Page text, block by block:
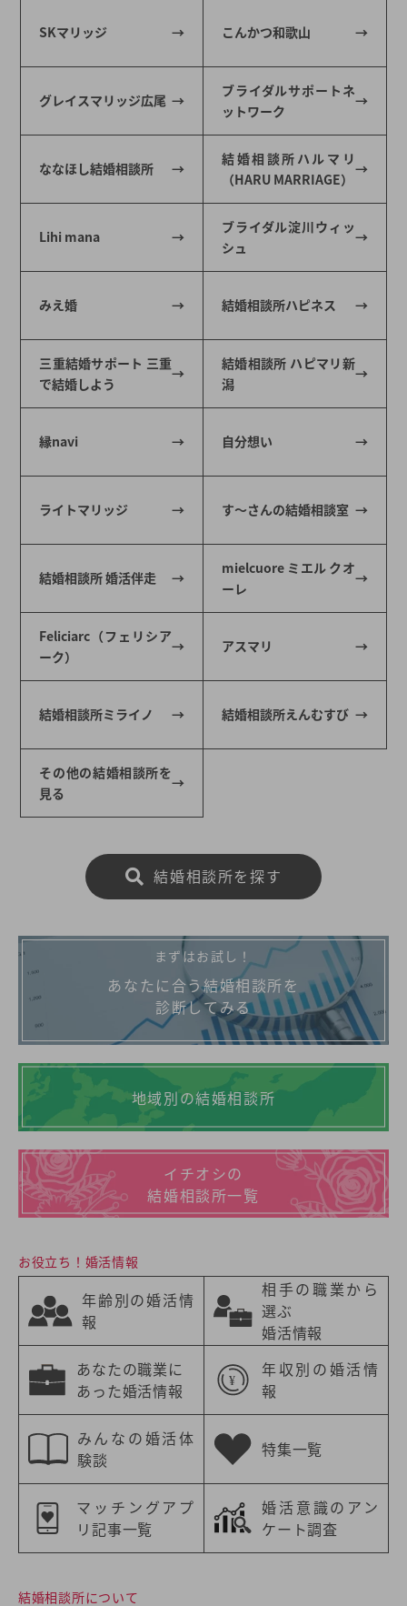
SKマリッジ こんかつ和歌山
グレイスマリッジ広尾
ブライダルサポートネ
ットワーク
ななほし結婚相談所
結婚相談所ハルマリ
（HARU MARRIAGE）
Lihi mana
ブライダル淀川ウィッ
シュ
みえ婚 結婚相談所ハピネス
三重結婚サポート 三重
で結婚しよう
結婚相談所 ハピマリ新
潟
縁navi 自分想い
ライトマリッジ す～さんの結婚相談室
結婚相談所 婚活伴走
mielcuore ミエル クオ
ーレ
Feliciarc（フェリシア
ーク）
アスマリ
結婚相談所ミライノ 結婚相談所えんむすび
その他の結婚相談所を
見る
結婚相談所を探す
まずはお試し！
あなたに合う結婚相談所を
診断してみる
地域別の結婚相談所
イチオシの
結婚相談所一覧
お役立ち！婚活情報
年齢別の婚活情
報
相手の職業から
選ぶ
婚活情報
あなたの職業に
あった婚活情報
年収別の婚活情
報
みんなの婚活体
験談
特集一覧
マッチングアプ
リ記事一覧
婚活意識のアン
ケート調査
結婚相談所について